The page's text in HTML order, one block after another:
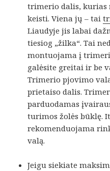
trimerio dalis, kurias
keisti. Viena jų – tai
Liaudyje jis labai
tiesiog „žilka“. Tai
montuojama į
galėsite greitai ir be
Trimerio pjovimo
prietaiso dalis.
parduodamas
turimos žolės būklę.
rekomenduojama
valą.
Jeigu siekiate